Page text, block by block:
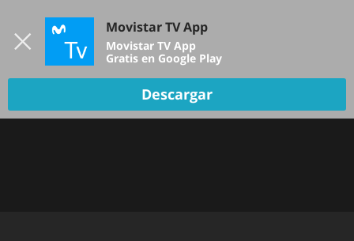
TV EN VIVO
Movistar TV App
Movistar TV App
Gratis en Google Play
Descargar